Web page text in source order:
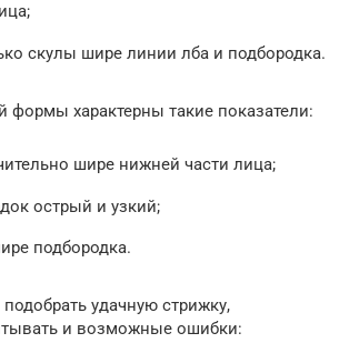
скулы шире линии лба и подбородка.
формы характерны такие показатели:
шире нижней части лица;
острый и узкий;
подбородка.
удачную стрижку,
и возможные ошибки: